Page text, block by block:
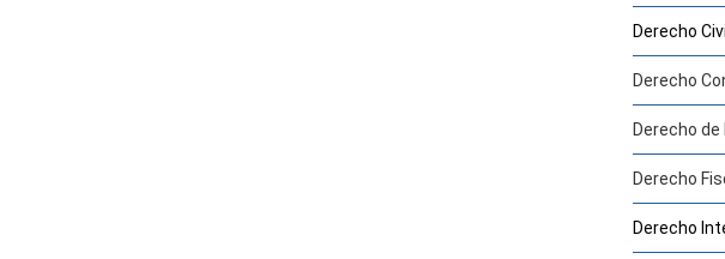
Derecho
Derecho
Derecho
Derecho
Derecho